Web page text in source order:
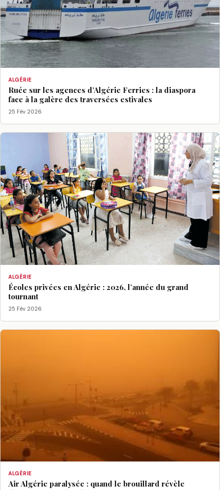
ALGÉRIE
Ruée sur les agences d’Algérie Ferries : la diaspora
face à la galère des traversées estivales
25 Fév 2026
ALGÉRIE
Écoles privées en Algérie : 2026, l’année du grand
tournant
25 Fév 2026
ALGÉRIE
Air Algérie paralysée : quand le brouillard révèle